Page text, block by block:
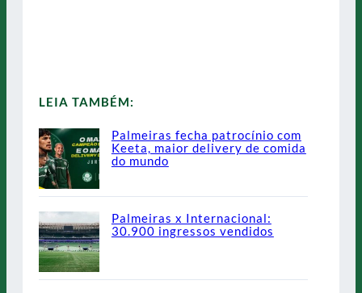
LEIA TAMBÉM:
Palmeiras fecha patrocínio com
Keeta, maior delivery de comida
do mundo
Palmeiras x Internacional:
30.900 ingressos vendidos